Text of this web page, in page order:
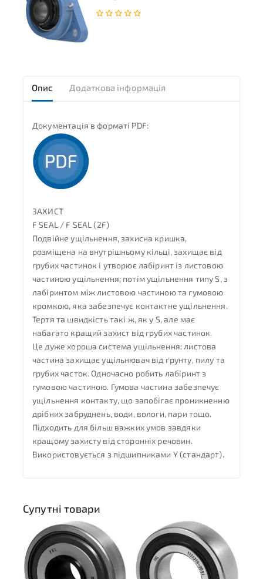
Опис Додаткова інформація
Документація в форматі PDF:
ЗАХИСТ
F SEAL / F SEAL (2F)
Подвійне ущільнення, захисна кришка,
розміщена на внутрішньому кільці, захищає від
грубих частинок і утворює лабіринт із листовою
частиною ущільнення; потім ущільнення типу S, з
лабіринтом між листовою частиною та гумовою
кромкою, яка забезпечує контактне ущільнення.
Тертя та швидкість такі ж, як у S, але має
набагато кращий захист від грубих частинок.
Це дуже хороша система ущільнення: листова
частина захищає ущільнювач від ґрунту, пилу та
грубих часток. Одночасно робить лабіринт з
гумовою частиною. Гумова частина забезпечує
ущільнення контакту, що запобігає проникненню
дрібних забруднень, води, вологи, пари тощо.
Підходить для більш важких умов завдяки
кращому захисту від сторонніх речовин.
Використовується з підшипниками Y (стандарт).
Супутні товари